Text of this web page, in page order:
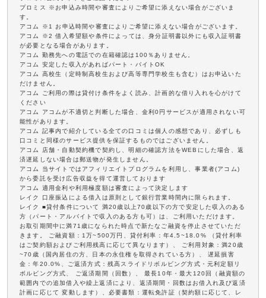
プロミス ※お申込み時間や審査によりご希望に添えない場合がございま
す。
アコム ※1 お申込時間や審査によりご希望に添えない場合がございます。
アコム ※2 借入希望額や条件によっては、身分証明書以外にも収入証明書
が必要となる場合があります。
アコム 勤務先への電話での在籍確認は100％ありません。
アコム 安定した収入があればパート・バイトOK
アコム 高校生（定時制高校生および高等専門学校生も含む）はお申込いた
だけません。
アコム ご利用の際は貸付け条件をよく読み、計画的な借り入れを心がけて
ください
アコム アコムが不適切と判断した場合、金利0円サービスが適用されない可
能性があります。
アコム 記事内で紹介している全ての口コミは個人の感想であり、必ずしも
口コミと同様のサービス提供を保証するものではございません。
アコム 店舗・自動契約機で契約し、明細の確認方法をWEBにした場合、返
済遅延しない場合は郵送物が発生しません。
アコム 当サイトではアフィリエイトプログラムを利用し、事業者(アコム)
から委託を受け広告収益を得て運営しております
アコム 適用金利や利用極度額は審査によって決定します
レイク 口座振込による借入は原則として銀行営業時間内に限られます。
レイク ■貸付条件について 満20歳以上70歳以下の方で安定した収入のある
方（パート・アルバイトで収入のある方も可）は、ご利用いただけます。
お取引期間中に満71歳になられた時点で新たなご融資を停止させていただ
きます。 ご融資額：1万~500万円、貸付利率：年4.5~18.0% （貸付利率
はご契約額およびご利用残高に応じて異なります）、 ご利用対象：満20歳
~70歳（国内居住の方、日本の永住権を取得されている方）、 遅延損害
金：年20.0%、ご返済方式：残高スライドリボルビング方式・元利定額リ
ボルビング方式、 ご返済期間（回数）、 最長10年・最大120回（融資額の
範囲内での追加借入や繰上返済により、返済期間・回数はお借入れ及び返済
計画に応じて 変動します）、必要書類：運転免許証（契約額に応じて、レ